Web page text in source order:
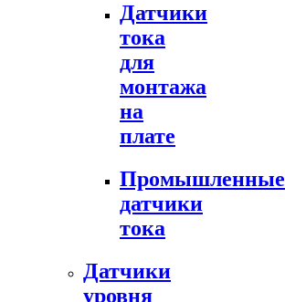
Датчики
тока
для
монтажа
на
плате
Промышленные
датчики
тока
Датчики
уровня